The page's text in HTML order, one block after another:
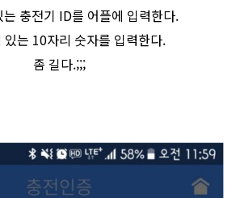
충전기 ID를 어플에 입력한다.
있는 10자리 숫자를 입력한다.
좀 길다.;;;